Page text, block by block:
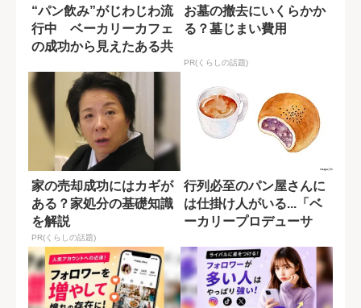
“パン飲み”がじわじわ流
行中 ベーカリーカフェ
の成功から見えたある共
お墓の撤去にいくらかか
る？墓じまい費用
PR(くらしの話題)
家の売却成功にはカギが
ある？家処分の基礎知識
を解説
PR(くらしの話題)
行列必至のパン屋さんに
は仕掛け人がいる...「ベ
ーカリープロデューサ